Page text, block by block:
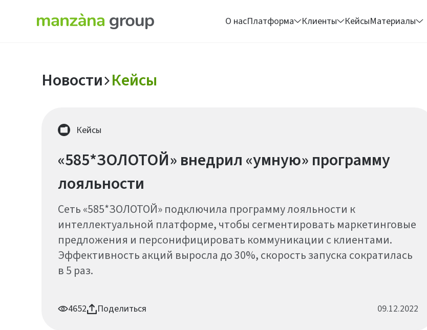
О насПлатформа Клиенты КейсыМатериалы
Новости Кейсы
Кейсы
«585*ЗОЛОТОЙ» внедрил «умную» программу
лояльности
Сеть «585*ЗОЛОТОЙ» подключила программу лояльности к
интеллектуальной платформе, чтобы сегментировать маркетинговые
предложения и персонифицировать коммуникации с клиентами.
Эффективность акций выросла до 30%, скорость запуска сократилась
в 5 раз.
4652 Поделиться 09.12.2022